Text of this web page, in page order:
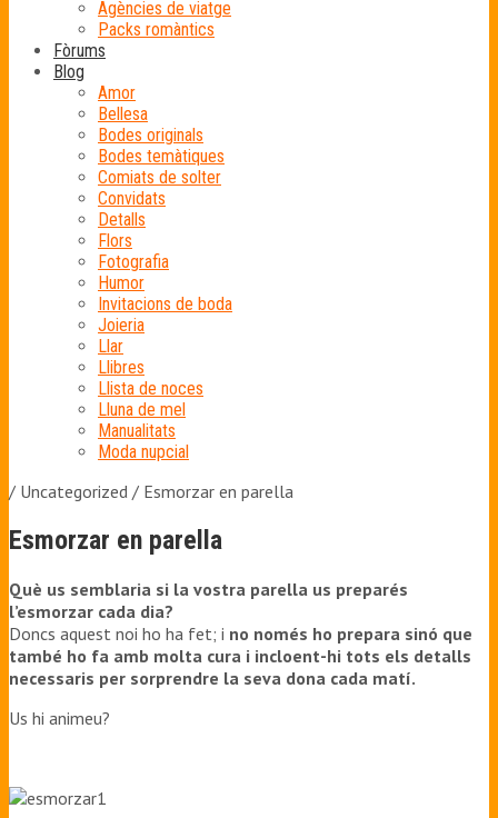
Agències de viatge
Packs romàntics
Fòrums
Blog
Amor
Bellesa
Bodes originals
Bodes temàtiques
Comiats de solter
Convidats
Detalls
Flors
Fotografia
Humor
Invitacions de boda
Joieria
Llar
Llibres
Llista de noces
Lluna de mel
Manualitats
Moda nupcial
/ Uncategorized / Esmorzar en parella
Esmorzar en parella
Què us semblaria si la vostra parella us preparés
l’esmorzar cada dia?
Doncs aquest noi ho ha fet; i no només ho prepara sinó que
també ho fa amb molta cura i incloent-hi tots els detalls
necessaris per sorprendre la seva dona cada matí.
Us hi animeu?